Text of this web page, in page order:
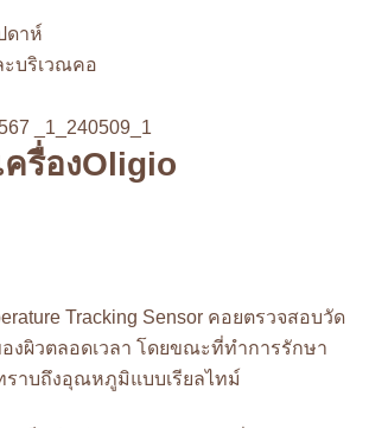
ะบริเวณคอ
ครื่องOligio
Tracking Sensor คอยตรวจสอบวัด
ผิวตลอดเวลา โดยขณะที่ทำการรักษา
ราบถึงอุณหภูมิแบบเรียลไทม์